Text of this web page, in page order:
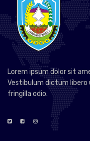
Lorem ipsum dolor sit
Vestibulum dictum libero
fringilla odio.